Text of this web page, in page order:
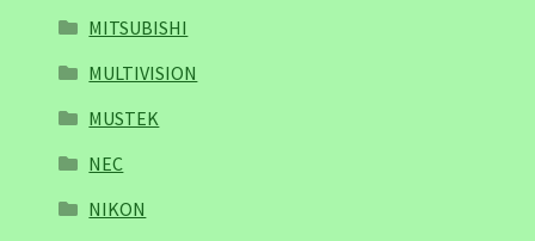
MITSUBISHI
MULTIVISION
MUSTEK
NEC
NIKON